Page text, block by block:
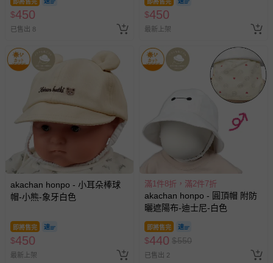
$450
已售出 8
$450
最新上架
akachan honpo - 小耳朵棒球
帽-小熊-象牙白色
即將售完
$450
最新上架
滿1件8折，滿2件7折
akachan honpo - 圓頂帽 附防
曬遮陽布-迪士尼-白色
即將售完
$440 $550
已售出 2